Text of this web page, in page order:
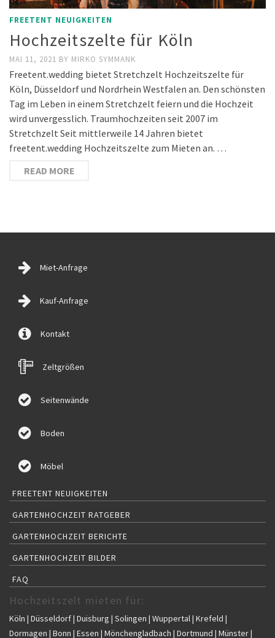
FREETENT NEUIGKEITEN
Hochzeitszelte für Köln
MAI 11, 2021 BY MIRKO SYMMANK
Freetent.wedding bietet Stretchzelt Hochzeitszelte für
Köln, Düsseldorf und Nordrhein Westfalen an. Den schönsten
Tag im Leben in einem Stretchzelt feiern und die Hochzeit
wird unvergesslich. Traumhochzeiten seit 2007 im
Stretchzelt Seit mittlerweile 14 Jahren bietet
freetent.wedding Hochzeitszelte zum Mieten an. …
READ MORE
Miet-Anfrage
Kauf-Anfrage
Kontakt
Zeltgrößen
Seitenwände
Boden
Möbel
FREETENT NEUIGKEITEN
GARTENHOCHZEIT RATGEBER
GARTENHOCHZEIT BERICHTE
GARTENHOCHZEIT BILDER
FAQ
Hochzeitszelt mieten für:
Köln | Düsseldorf | Duisburg | Solingen | Wuppertal | Krefeld |
Dormagen | Bonn | Essen | Mönchengladbach | Dortmund | Münster |